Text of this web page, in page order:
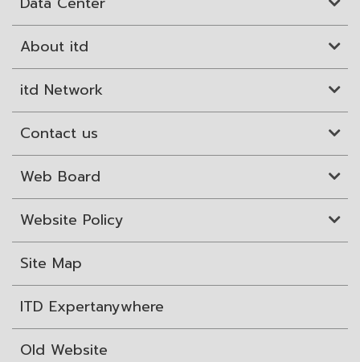
About itd
itd Network
Contact us
Web Board
Website Policy
Site Map
ITD Expertanywhere
Old Website